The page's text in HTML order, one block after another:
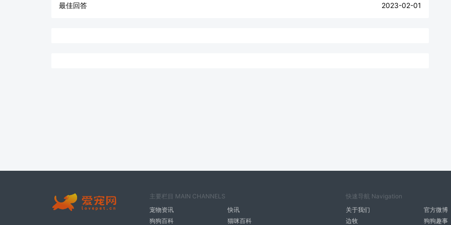
最佳回答 2023-02-01
主要栏目 MAIN CHANNELS
宠物资讯
快讯
狗狗百科
猫咪百科
快速导航 Navigation
关于我们
官方微博
边牧
狗狗趣事